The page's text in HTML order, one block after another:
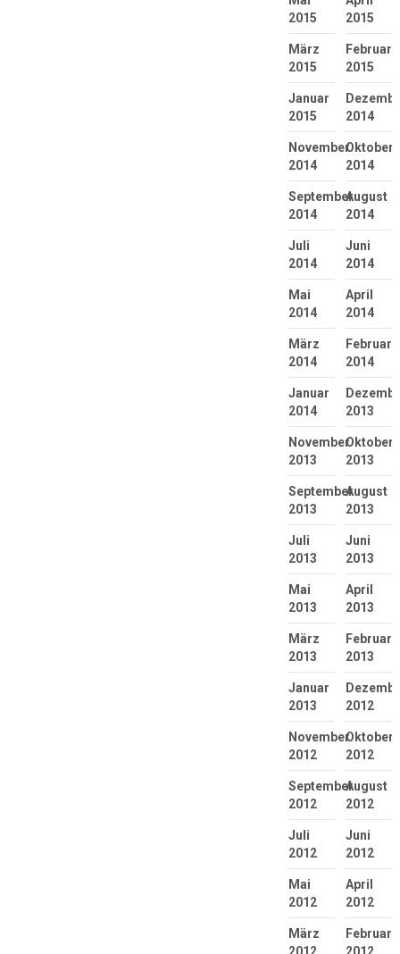
2015
2015
März
2015
Februar
2015
Januar
2015
2014
November
2014
Oktober
2014
September
2014
August
2014
Juli
2014
Juni
2014
Mai
2014
April
2014
März
2014
Februar
2014
Januar
2014
2013
November
2013
Oktober
2013
September
2013
August
2013
Juli
2013
Juni
2013
Mai
2013
April
2013
März
2013
Februar
2013
Januar
2013
2012
November
2012
Oktober
2012
September
2012
August
2012
Juli
2012
Juni
2012
Mai
2012
April
2012
März
Februar